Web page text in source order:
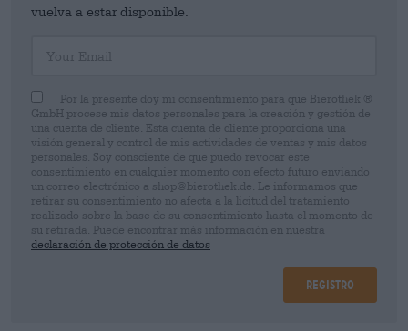
vuelva a estar disponible.
Por la presente doy mi consentimiento para que Bierothek ®
GmbH procese mis datos personales para la creación y gestión de
una cuenta de cliente. Esta cuenta de cliente proporciona una
visión general y control de mis actividades de ventas y mis datos
personales. Soy consciente de que puedo revocar este
consentimiento en cualquier momento con efecto futuro enviando
un correo electrónico a shop@bierothek.de. Le informamos que
retirar su consentimiento no afecta a la licitud del tratamiento
realizado sobre la base de su consentimiento hasta el momento de
su retirada. Puede encontrar más información en nuestra
declaración de protección de datos
Registro